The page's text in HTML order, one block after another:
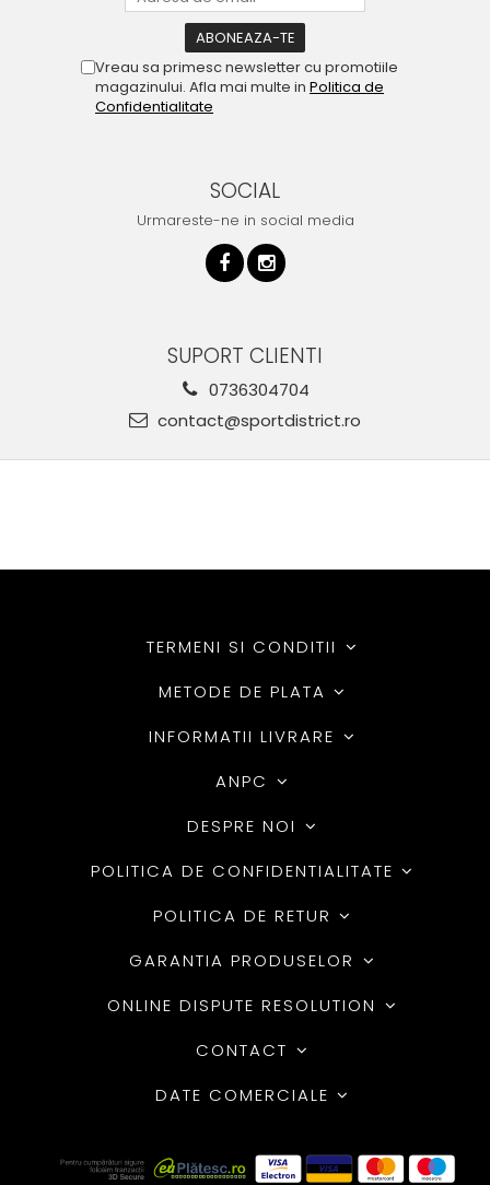
Vreau sa primesc newsletter cu promotiile
magazinului. Afla mai multe in Politica de
Confidentialitate
SOCIAL
Urmareste-ne in social media
SUPORT CLIENTI
0736304704
contact@sportdistrict.ro
TERMENI SI CONDITII
METODE DE PLATA
INFORMATII LIVRARE
ANPC
DESPRE NOI
POLITICA DE CONFIDENTIALITATE
POLITICA DE RETUR
GARANTIA PRODUSELOR
ONLINE DISPUTE RESOLUTION
CONTACT
DATE COMERCIALE